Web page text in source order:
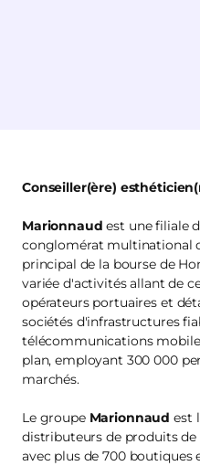
Conseiller(ère)
Marionnaud est une filiale
conglomérat multinational
principal de la bourse de
variée d'activités allant de
opérateurs portuaires et
sociétés d'infrastructures
télécommunications
plan, employant 300 000
marchés.
Le groupe Marionnaud est
distributeurs de produits de
avec plus de 700